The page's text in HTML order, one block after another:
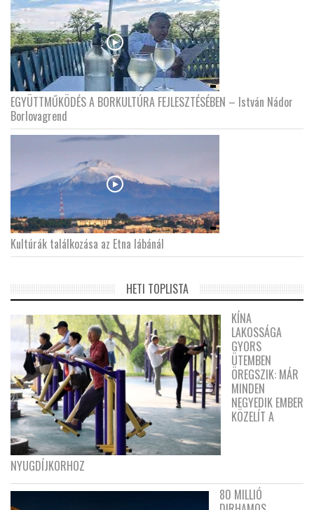
EGYÜTTMŰKÖDÉS A BORKULTÚRA FEJLESZTÉSÉBEN – István Nádor
Borlovagrend
Kultúrák találkozása az Etna lábánál
HETI TOPLISTA
KÍNA
LAKOSSÁGA
GYORS
ÜTEMBEN
ÖREGSZIK: MÁR
MINDEN
NEGYEDIK EMBER
KÖZELÍT A
NYUGDÍJKORHOZ
80 MILLIÓ